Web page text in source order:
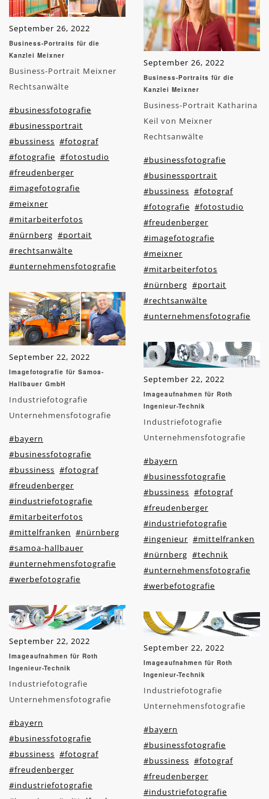
September 26, 2022
Business-Portraits für die
Kanzlei Meixner
Business-Portrait Meixner
Rechtsanwälte
#businessfotografie
#businessportrait
#bussiness #fotograf
#fotografie #fotostudio
#freudenberger
#imagefotografie
#meixner
#mitarbeiterfotos
#nürnberg #portait
#rechtsanwälte
#unternehmensfotografie
September 22, 2022
Imagefotografie für Samoa-
Hallbauer GmbH
Industriefotografie
Unternehmensfotografie
#bayern
#businessfotografie
#bussiness #fotograf
#freudenberger
#industriefotografie
#mitarbeiterfotos
#mittelfranken #nürnberg
#samoa-hallbauer
#unternehmensfotografie
#werbefotografie
September 22, 2022
Imageaufnahmen für Roth
Ingenieur-Technik
Industriefotografie
Unternehmensfotografie
#bayern
#businessfotografie
#bussiness #fotograf
#freudenberger
#industriefotografie
September 26, 2022
Business-Portraits für die
Kanzlei Meixner
Business-Portrait Katharina
Keil von Meixner
Rechtsanwälte
#businessfotografie
#businessportrait
#bussiness #fotograf
#fotografie #fotostudio
#freudenberger
#imagefotografie
#meixner
#mitarbeiterfotos
#nürnberg #portait
#rechtsanwälte
#unternehmensfotografie
September 22, 2022
Imageaufnahmen für Roth
Ingenieur-Technik
Industriefotografie
Unternehmensfotografie
#bayern
#businessfotografie
#bussiness #fotograf
#freudenberger
#industriefotografie
#ingenieur #mittelfranken
#nürnberg #technik
#unternehmensfotografie
#werbefotografie
September 22, 2022
Imageaufnahmen für Roth
Ingenieur-Technik
Industriefotografie
Unternehmensfotografie
#bayern
#businessfotografie
#bussiness #fotograf
#freudenberger
#industriefotografie